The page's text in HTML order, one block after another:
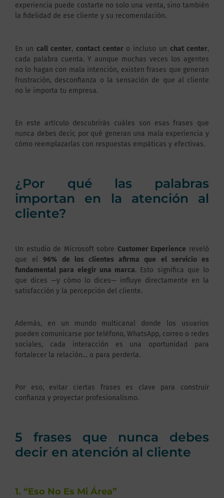
experiencia puede costarte no solo una venta, sino también
la fidelidad de ese cliente y su recomendación.
En un call center, contact centero incluso unchat center,
cada palabra cuenta. Y aunque muchas veces los agentes
no lo hagan con mala intención, existen frases que generan
frustración, desconfianza o la sensación de que al cliente
no le importa tu empresa.
En este artículo descubrirás cuáles son esas frases que
nunca debes decir, por qué generan una mala experiencia y
cómo reemplazarlas con respuestas empáticas y efectivas.
¿Por qué las palabras
importan en la atención al
cliente?
Un estudio de Microsoft sobre Customer Experience reveló
que el96% de los clientes afirma que el servicio es
fundamental para elegir una marca. Esto significa que lo
que dices —y cómo lo dices— influye directamente en la
satisfacción y la percepción del cliente.
Además, en un mundo multicanal donde los usuarios
pueden comunicarse por teléfono, WhatsApp, correo o redes
sociales, cada interacción es una oportunidad para
fortalecer la relación… o para perderla.
Por eso, evitar ciertas frases es clave para construir
confianza y proyectar profesionalismo.
5 frases que nunca debes
decir en atención al cliente
1. “Eso No Es Mi Área”